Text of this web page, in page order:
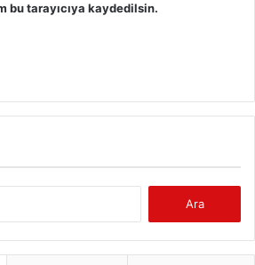
bu tarayıcıya kaydedilsin.